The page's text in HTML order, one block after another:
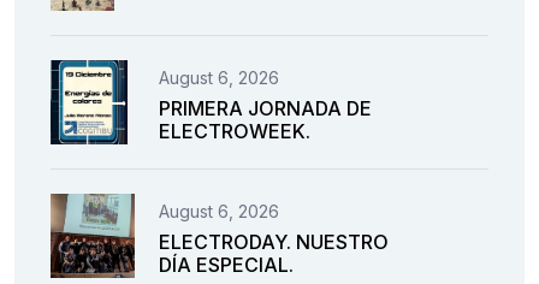
August 6, 2026
PRIMERA JORNADA DE
ELECTROWEEK.
August 6, 2026
ELECTRODAY. NUESTRO
DÍA ESPECIAL.